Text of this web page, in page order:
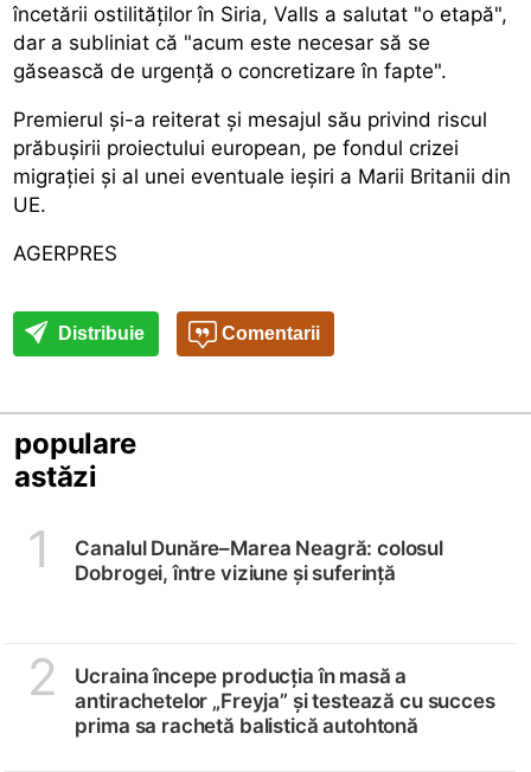
încetării ostilităților în Siria, Valls a salutat "o etapă",
dar a subliniat că "acum este necesar să se
găsească de urgență o concretizare în fapte".
Premierul și-a reiterat și mesajul său privind riscul
prăbușirii proiectului european, pe fondul crizei
migrației și al unei eventuale ieșiri a Marii Britanii din
UE.
AGERPRES
Distribuie Comentarii
populare
astăzi
1
Canalul Dunăre–Marea Neagră: colosul
Dobrogei, între viziune și suferință
2
Ucraina începe producția în masă a
antirachetelor „Freyja” și testează cu succes
prima sa rachetă balistică autohtonă